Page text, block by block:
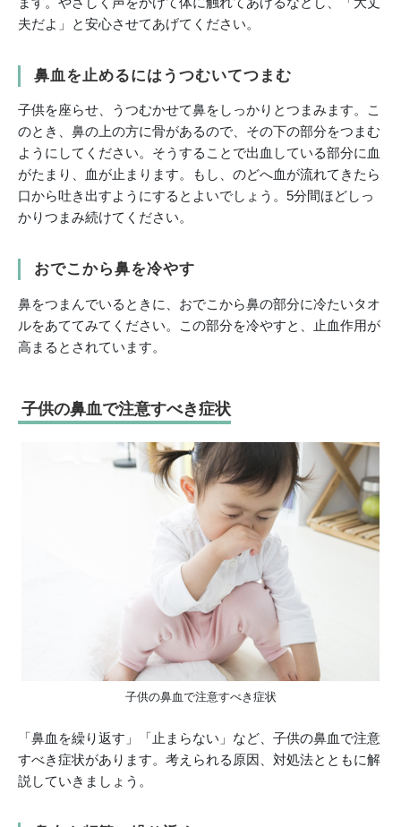
夫だよ」と安心させてあげてください。
鼻血を止めるにはうつむいてつまむ
子供を座らせ、うつむかせて鼻をしっかりとつまみます。こ
のとき、鼻の上の方に骨があるので、その下の部分をつまむ
ようにしてください。そうすることで出血している部分に血
がたまり、血が止まります。もし、のどへ血が流れてきたら
口から吐き出すようにするとよいでしょう。5分間ほどしっ
かりつまみ続けてください。
おでこから鼻を冷やす
鼻をつまんでいるときに、おでこから鼻の部分に冷たいタオ
ルをあててみてください。この部分を冷やすと、止血作用が
高まるとされています。
子供の鼻血で注意すべき症状
子供の鼻血で注意すべき症状
「鼻血を繰り返す」「止まらない」など、子供の鼻血で注意
すべき症状があります。考えられる原因、対処法とともに解
説していきましょう。